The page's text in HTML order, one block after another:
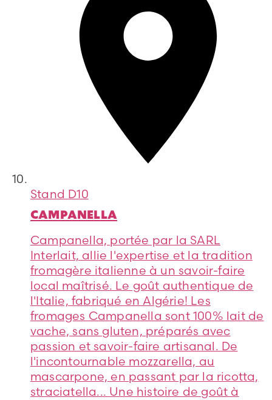
Stand D10
CAMPANELLA
Campanella, portée par la SARL
Interlait, allie l'expertise et la tradition
fromagère italienne à un savoir-faire
local maîtrisé. Le goût authentique de
l'Italie, fabriqué en Algérie! Les
fromages Campanella sont 100% lait de
vache, sans gluten, préparés avec
passion et savoir-faire artisanal. De
l'incontournable mozzarella, au
mascarpone, en passant par la ricotta,
straciatella... Une histoire de goût à